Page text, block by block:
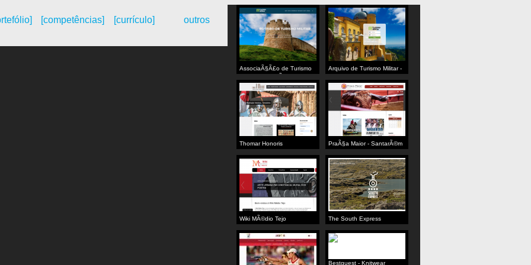
[competências] [currículo]
outros
AssociaÃ§Ã£o de Turismo
ATMPT
Arquivo de Turismo Militar -
Thomar Honoris PraÃ§a Maior - SantarÃ©m
Wiki MÃ©dio Tejo The South Express
Bestguest - Knitwear